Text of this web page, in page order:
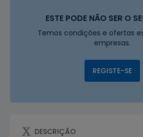
ESTE PODE NÃO SER O
Temos condições e ofertas
empresas.
REGISTE-SE
DESCRIÇÃO